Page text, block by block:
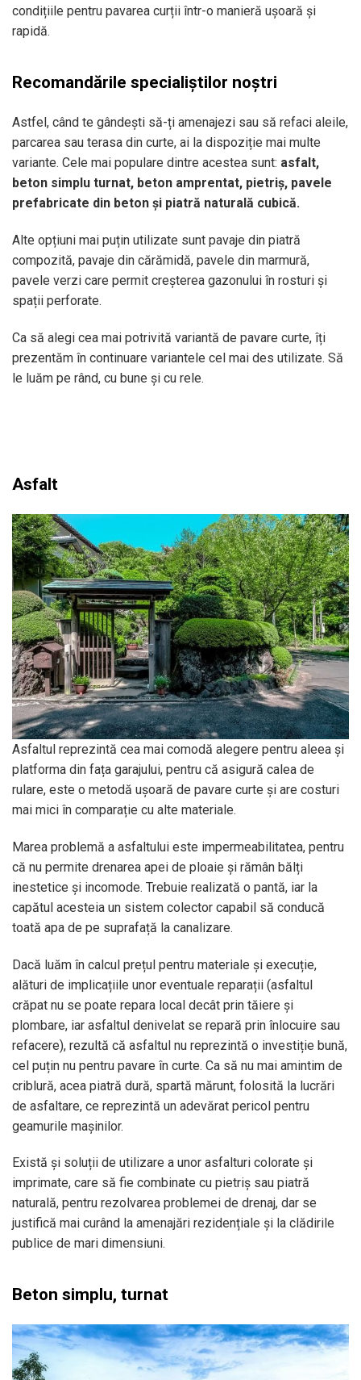
condițiile pentru pavarea curții într-o manieră ușoară și
rapidă.
Recomandările specialiștilor noștri
Astfel, când te gândești să-ți amenajezi sau să refaci aleile,
parcarea sau terasa din curte, ai la dispoziție mai multe
variante. Cele mai populare dintre acestea sunt: asfalt,
beton simplu turnat, beton amprentat, pietriș, pavele
prefabricate din beton și piatră naturală cubică.
Alte opțiuni mai puțin utilizate sunt pavaje din piatră
compozită, pavaje din cărămidă, pavele din marmură,
pavele verzi care permit creșterea gazonului în rosturi și
spații perforate.
Ca să alegi cea mai potrivită variantă de pavare curte, îți
prezentăm în continuare variantele cel mai des utilizate. Să
le luăm pe rând, cu bune și cu rele.
Asfalt
Asfaltul reprezintă cea mai comodă alegere pentru aleea și
platforma din fața garajului, pentru că asigură calea de
rulare, este o metodă ușoară de pavare curte și are costuri
mai mici în comparație cu alte materiale.
Marea problemă a asfaltului este impermeabilitatea, pentru
că nu permite drenarea apei de ploaie și rămân bălți
inestetice și incomode. Trebuie realizată o pantă, iar la
capătul acesteia un sistem colector capabil să conducă
toată apa de pe suprafață la canalizare.
Dacă luăm în calcul prețul pentru materiale și execuție,
alături de implicațiile unor eventuale reparații (asfaltul
crăpat nu se poate repara local decât prin tăiere și
plombare, iar asfaltul denivelat se repară prin înlocuire sau
refacere), rezultă că asfaltul nu reprezintă o investiție bună,
cel puțin nu pentru pavare în curte. Ca să nu mai amintim de
criblură, acea piatră dură, spartă mărunt, folosită la lucrări
de asfaltare, ce reprezintă un adevărat pericol pentru
geamurile mașinilor.
Există și soluții de utilizare a unor asfalturi colorate și
imprimate, care să fie combinate cu pietriș sau piatră
naturală, pentru rezolvarea problemei de drenaj, dar se
justifică mai curând la amenajări rezidențiale și la clădirile
publice de mari dimensiuni.
Beton simplu, turnat